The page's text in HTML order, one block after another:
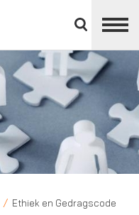
divisions
panel
Ethiek en Gedragscode